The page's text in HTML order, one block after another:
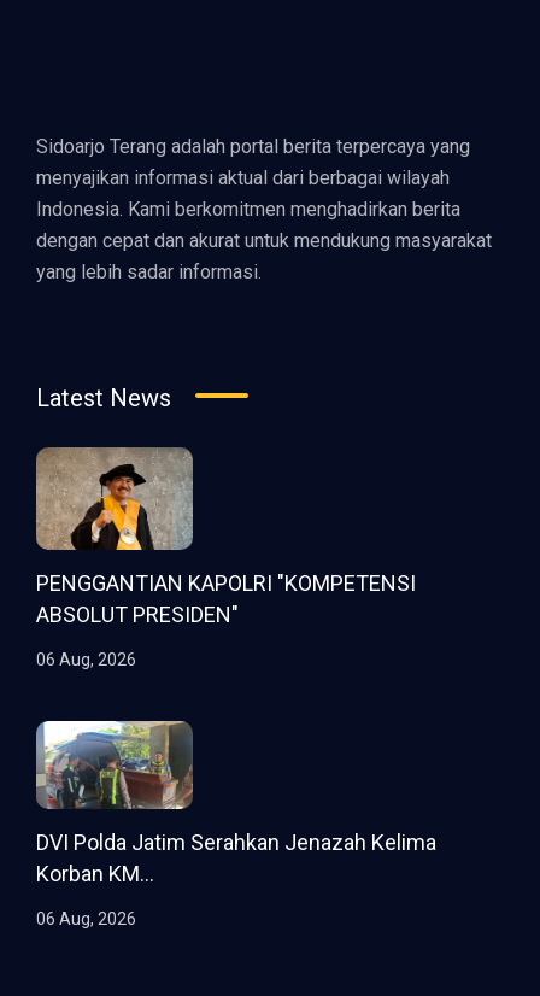
Sidoarjo Terang adalah portal berita terpercaya yang
menyajikan informasi aktual dari berbagai wilayah
Indonesia. Kami berkomitmen menghadirkan berita
dengan cepat dan akurat untuk mendukung masyarakat
yang lebih sadar informasi.
Latest News
PENGGANTIAN KAPOLRI "KOMPETENSI
ABSOLUT PRESIDEN"
06 Aug, 2026
DVI Polda Jatim Serahkan Jenazah Kelima
Korban KM...
06 Aug, 2026